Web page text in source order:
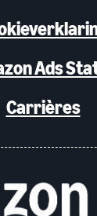
Ads
Carrières